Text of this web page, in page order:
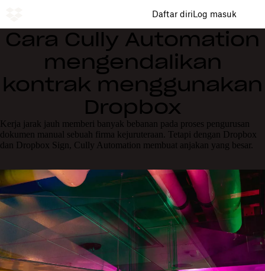
Daftar diriLog masuk
Cara Cully Automation
mengendalikan
kontrak menggunakan
Dropbox
Kerja jarak jauh memberi banyak bebanan pada proses pengurusan
dokumen manual sebuah firma kejuruteraan. Tetapi dengan Dropbox
dan Dropbox Sign, Cully Automation membuat anjakan yang besar.